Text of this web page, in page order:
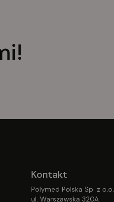
Kontakt
Polymed Polska Sp. z o.o.
ul. Warszawska 320A